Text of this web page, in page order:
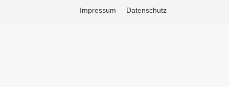
Impressum Datenschutz